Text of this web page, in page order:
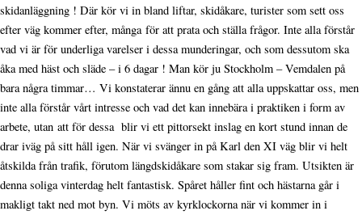
skidanläggning ! Där kör vi in bland liftar, skidåkare, turister som sett oss
efter väg kommer efter, många för att prata och ställa frågor. Inte alla förstår
vad vi är för underliga varelser i dessa munderingar, och som dessutom ska
åka med häst och släde – i 6 dagar ! Man kör ju Stockholm – Vemdalen på
bara några timmar… Vi konstaterar ännu en gång att alla uppskattar oss, men
inte alla förstår vårt intresse och vad det kan innebära i praktiken i form av
arbete, utan att för dessa blir vi ett pittorsekt inslag en kort stund innan de
drar iväg på sitt håll igen. När vi svänger in på Karl den XI väg blir vi helt
åtskilda från trafik, förutom längdskidåkare som stakar sig fram. Utsikten är
denna soliga vinterdag helt fantastisk. Spåret håller fint och hästarna går i
makligt takt ned mot byn. Vi möts av kyrklockorna när vi kommer in i